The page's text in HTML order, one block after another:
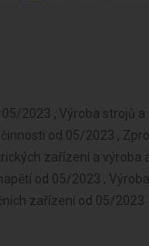
2023 , Výroba strojů
od 05/2023 ,
zařízení a
od 05/2023 ,
zařízení od 05/2023